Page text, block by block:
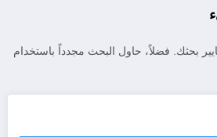
بحثك. فضلاً، حاول البحث مجدداً باستخدام